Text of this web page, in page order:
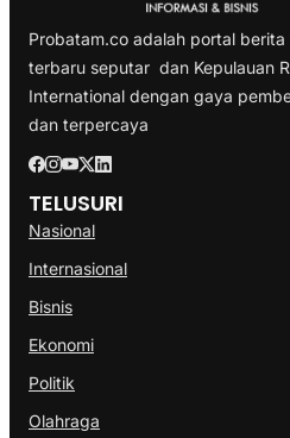
Probatam.co adalah portal
terbaru seputar dan Kepulauan
International dengan gaya
dan terpercaya
TELUSURI
Nasional
Internasional
Bisnis
Ekonomi
Politik
Olahraga